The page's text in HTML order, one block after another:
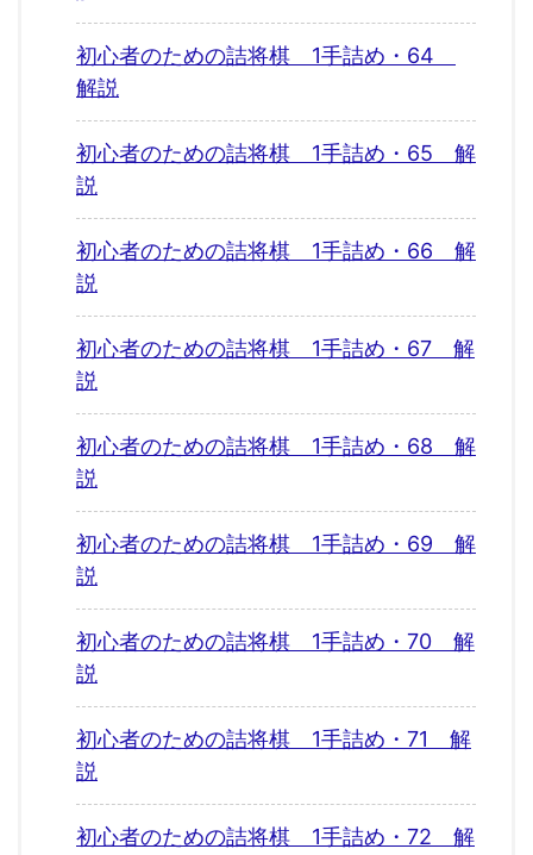
初心者のための詰将棋 1手詰め・64
解説
初心者のための詰将棋 1手詰め・65 解
説
初心者のための詰将棋 1手詰め・66 解
説
初心者のための詰将棋 1手詰め・67 解
説
初心者のための詰将棋 1手詰め・68 解
説
初心者のための詰将棋 1手詰め・69 解
説
初心者のための詰将棋 1手詰め・70 解
説
初心者のための詰将棋 1手詰め・71 解
説
初心者のための詰将棋 1手詰め・72 解